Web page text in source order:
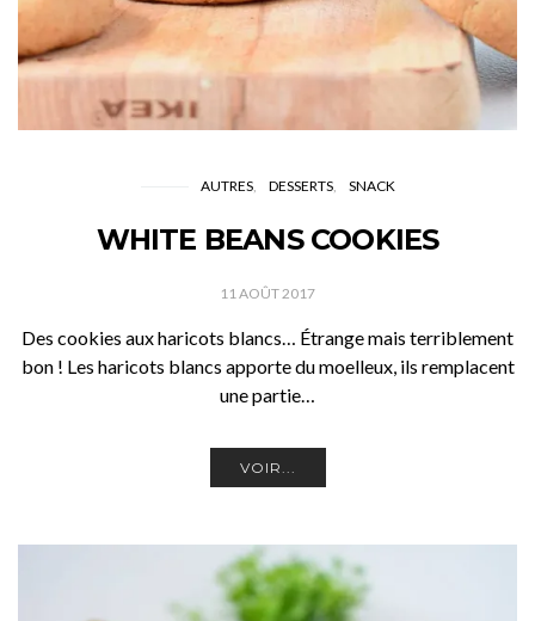
AUTRES DESSERTS SNACK
WHITE BEANS COOKIES
11 AOÛT 2017
Des cookies aux haricots blancs… Étrange mais terriblement
bon ! Les haricots blancs apporte du moelleux, ils remplacent
une partie…
VOIR...